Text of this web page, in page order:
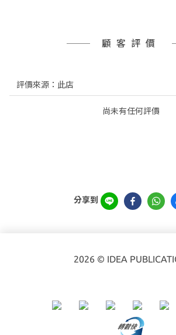
顧客評價
尚未有任何評價
分享到
2026 © IDEA